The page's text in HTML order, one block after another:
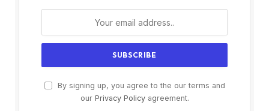
By signing up, you agree to the our terms and
our Privacy Policyagreement.